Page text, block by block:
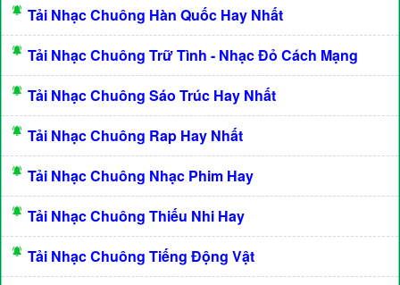
Tải Nhạc Chuông Hàn Quốc Hay Nhất
Tải Nhạc Chuông Trữ Tình - Nhạc Đỏ Cách Mạng
Tải Nhạc Chuông Sáo Trúc Hay Nhất
Tải Nhạc Chuông Rap Hay Nhất
Tải Nhạc Chuông Nhạc Phim Hay
Tải Nhạc Chuông Thiếu Nhi Hay
Tải Nhạc Chuông Tiếng Động Vật